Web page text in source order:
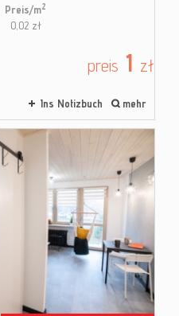
Preis/m2
0,02 zł
preis 1 zł
Ins Notizbuch mehr